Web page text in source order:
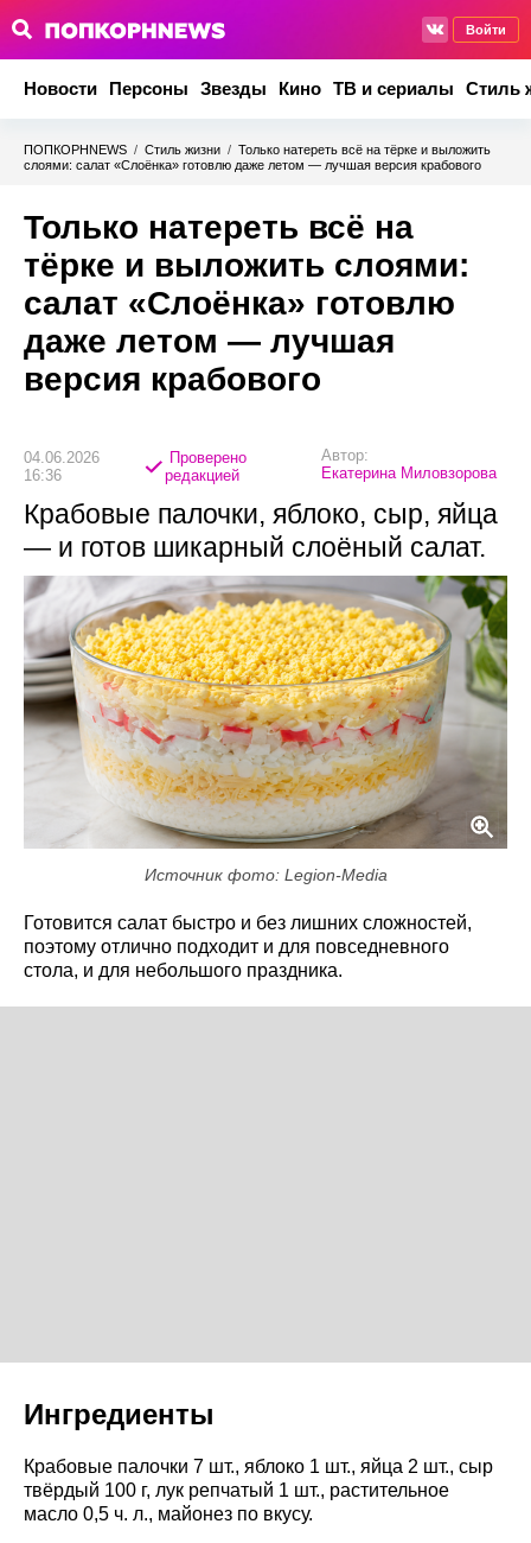
Войти
Новости Персоны Звезды Кино ТВ и сериалы Стиль
ПОПКОРНNEWS / Стиль жизни / Только натереть всё на тёрке и выложить
слоями: салат «Слоёнка» готовлю даже летом — лучшая версия крабового
Только натереть всё на
тёрке и выложить слоями:
салат «Слоёнка» готовлю
даже летом — лучшая
версия крабового
04.06.2026
16:36
Проверено
редакцией
Автор:
Екатерина Миловзорова
Крабовые палочки, яблоко, сыр, яйца
— и готов шикарный слоёный салат.
Источник фото: Legion-Media
Готовится салат быстро и без лишних сложностей,
поэтому отлично подходит и для повседневного
стола, и для небольшого праздника.
Ингредиенты
Крабовые палочки 7 шт., яблоко 1 шт., яйца 2 шт., сыр
твёрдый 100 г, лук репчатый 1 шт., растительное
масло 0,5 ч. л., майонез по вкусу.